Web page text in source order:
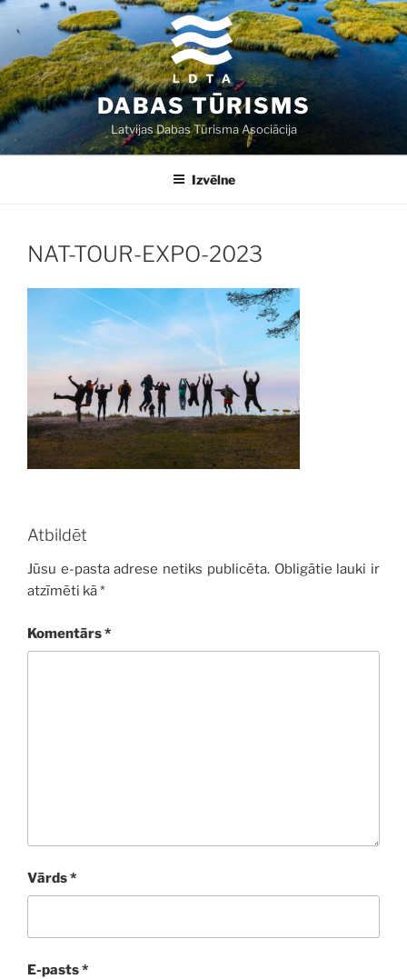
Doties
saturu
DABAS TŪRISMS
Latvijas Dabas Tūrisma Asociācija
Izvēlne
NAT-TOUR-EXPO-2023
Atbildēt
Jūsu e-pasta adrese netiks publicēta. Obligātie lauki ir
atzīmēti kā*
Komentārs*
Vārds*
E-pasts*